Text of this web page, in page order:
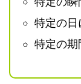
特定の日
特定の期